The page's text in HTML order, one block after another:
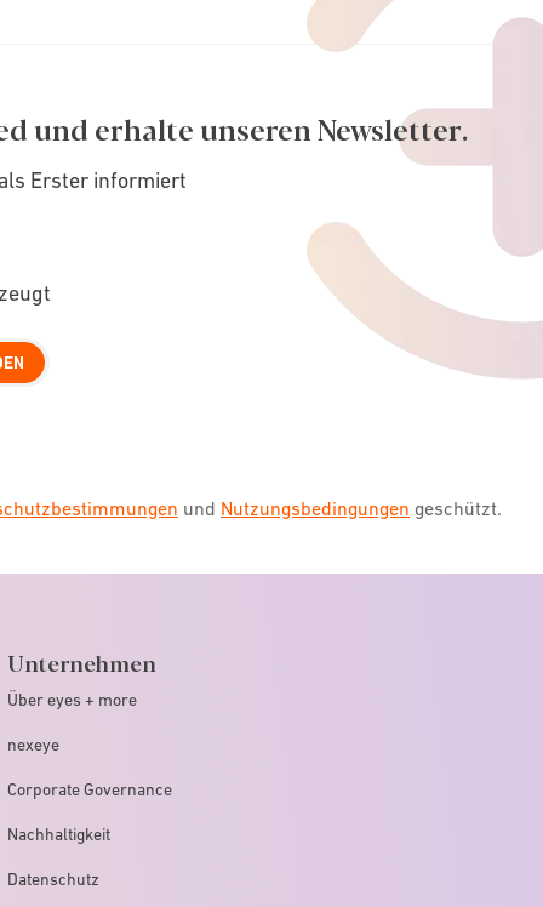
und erhalte unseren Newsletter.
Erster informiert
und Nutzungsbedingungen geschützt.
Unternehmen
Über eyes + more
nexeye
Corporate Governance
Nachhaltigkeit
Datenschutz